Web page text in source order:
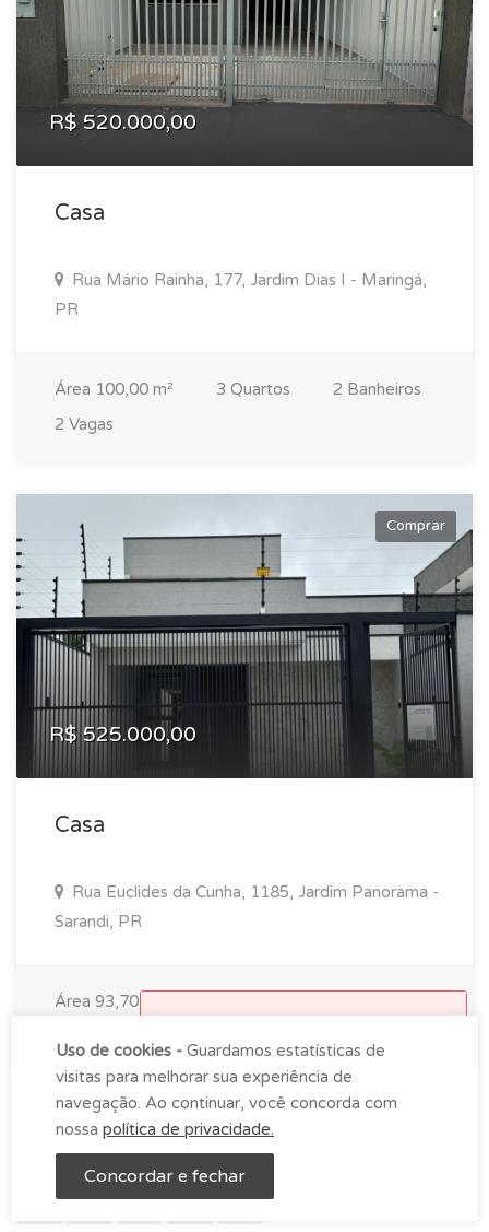
R$ 520.000,00
Casa
Rua Mário Rainha, 177, Jardim Dias I - Maringá,
PR
Área 100,00 m² 3 Quartos
2 Banheiros
2 Vagas
Comprar
R$ 525.000,00
Casa
Rua Euclides da Cunha, 1185, Jardim Panorama -
Sarandi, PR
Área 93,70 m²
1 2 3 4
10 11 12 »
Uso de cookies - Guardamos estatísticas de
visitas para melhorar sua experiência de
navegação. Ao continuar, você concorda com
nossa política de privacidade.
Concordar e fechar
9h00 as 18h00 de segunda-
feira à sexta.
OK